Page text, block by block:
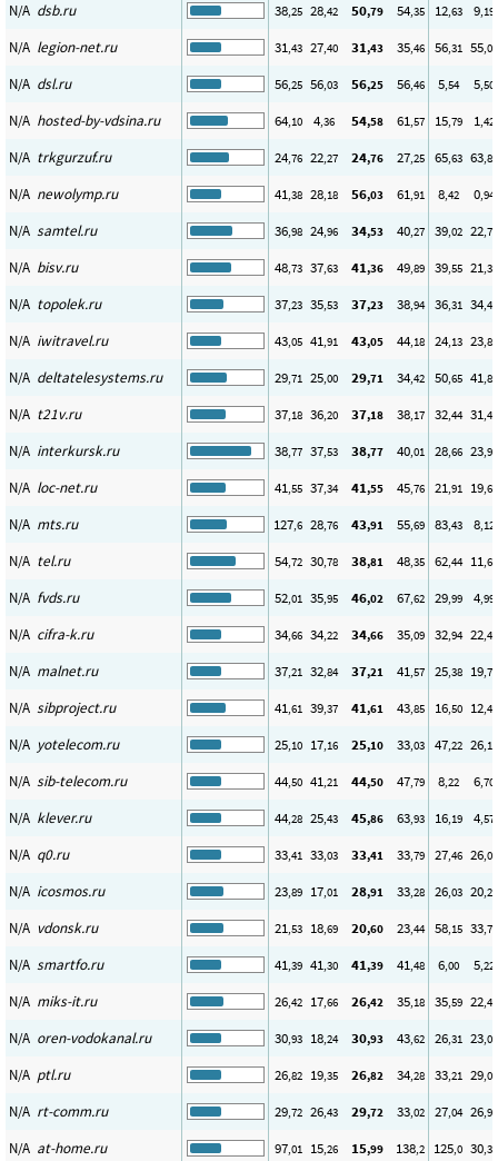
N/A dsb.ru 38,25 28,42 50,79 54,35 12,63 9,19
N/A legion-net.ru 31,43 27,40 31,43 35,46 56,31 55,02
N/A dsl.ru 56,25 56,03 56,25 56,46 5,54 5,50
N/A hosted-by-vdsina.ru 64,10 4,36 54,58 61,57 15,79 1,42
N/A trkgurzuf.ru 24,76 22,27 24,76 27,25 65,63 63,83
N/A newolymp.ru 41,38 28,18 56,03 61,91 8,42 0,94
N/A samtel.ru 36,98 24,96 34,53 40,27 39,02 22,78
N/A bisv.ru 48,73 37,63 41,36 49,89 39,55 21,31
N/A topolek.ru 37,23 35,53 37,23 38,94 36,31 34,46
N/A iwitravel.ru 43,05 41,91 43,05 44,18 24,13 23,85
N/A deltatelesystems.ru 29,71 25,00 29,71 34,42 50,65 41,83
N/A t21v.ru 37,18 36,20 37,18 38,17 32,44 31,44
N/A interkursk.ru 38,77 37,53 38,77 40,01 28,66 23,92
N/A loc-net.ru 41,55 37,34 41,55 45,76 21,91 19,62
N/A mts.ru 127,6 28,76 43,91 55,69 83,43 8,12
N/A tel.ru 54,72 30,78 38,81 48,35 62,44 11,66
N/A fvds.ru 52,01 35,95 46,02 67,62 29,99 4,99
N/A cifra-k.ru 34,66 34,22 34,66 35,09 32,94 22,42
N/A malnet.ru 37,21 32,84 37,21 41,57 25,38 19,72
N/A sibproject.ru 41,61 39,37 41,61 43,85 16,50 12,49
N/A yotelecom.ru 25,10 17,16 25,10 33,03 47,22 26,16
N/A sib-telecom.ru 44,50 41,21 44,50 47,79 8,22 6,70
N/A klever.ru 44,28 25,43 45,86 63,93 16,19 4,57
N/A q0.ru 33,41 33,03 33,41 33,79 27,46 26,01
N/A icosmos.ru 23,89 17,01 28,91 33,28 26,03 20,28
N/A vdonsk.ru 21,53 18,69 20,60 23,44 58,15 33,75
N/A smartfo.ru 41,39 41,30 41,39 41,48 6,00 5,22
N/A miks-it.ru 26,42 17,66 26,42 35,18 35,59 22,49
N/A oren-vodokanal.ru 30,93 18,24 30,93 43,62 26,31 23,00
N/A ptl.ru 26,82 19,35 26,82 34,28 33,21 29,06
N/A rt-comm.ru 29,72 26,43 29,72 33,02 27,04 26,98
N/A at-home.ru 97,01 15,26 15,99 138,2 125,0 30,36